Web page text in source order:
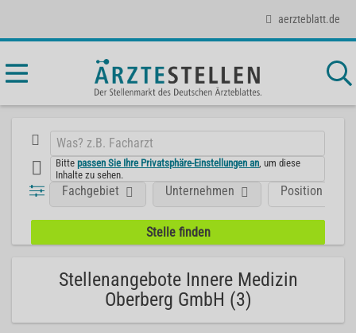
aerzteblatt.de
Bittepassen Sie Ihre Privatsphäre-Einstellungen an , um diese
Inhalte zu sehen.
Position
Fachgebiet Unternehmen
Stellenangebote Innere Medizin
Oberberg GmbH (3)